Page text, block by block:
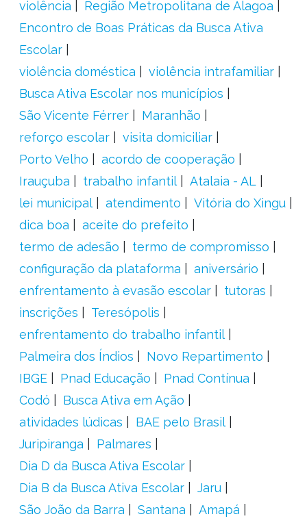
violência
Região Metropolitana de Alagoa
Encontro de Boas Práticas da Busca Ativa
Escolar
violência doméstica
violência intrafamiliar
Busca Ativa Escolar nos municípios
São Vicente Férrer
Maranhão
reforço escolar
visita domiciliar
Porto Velho
acordo de cooperação
Irauçuba
trabalho infantil
Atalaia - AL
lei municipal
atendimento
Vitória do Xingu
dica boa
aceite do prefeito
termo de adesão
termo de compromisso
configuração da plataforma
aniversário
enfrentamento à evasão escolar
tutoras
inscrições
Teresópolis
enfrentamento do trabalho infantil
Palmeira dos Índios
Novo Repartimento
IBGE
Pnad Educação
Pnad Contínua
Codó
Busca Ativa em Ação
atividades lúdicas
BAE pelo Brasil
Juripiranga
Palmares
Dia D da Busca Ativa Escolar
Dia B da Busca Ativa Escolar
Jaru
São João da Barra
Santana
Amapá